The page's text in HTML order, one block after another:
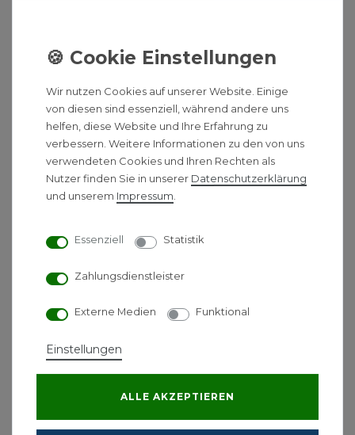
Komfortable Infrarot-Fernbedienung mit
umfangreichem Wochenprogramm
Inneneinheit in Farbe RAL 9003 Signalweiß
Die moderne Klimaanlage von heute
- mehr als nur "kalte Luft"
Klimaanlagen sorgen im Hochsommer für
Abkühlung. Doch eine moderne Klimaanlage kann
so viel mehr und entpuppt sich dabei als echte Heiz-
Raumluft abkühlen, aufheizen und entfeuchten.
behagliches Raumklima herscht. Mitsubishi Heavy
auf diesem Gebiet. Daraus resultiert die Geräteserie
sehr preiswert.
Wir nutzen Cookies auf unserer Website. Einige
von diesen sind essenziell, während andere uns
helfen, diese Website und Ihre Erfahrung zu
verbessern. Weitere Informationen zu den von uns
verwendeten Cookies und Ihren Rechten als
Nutzer finden Sie in unserer Daten­schutz­erklärung
und unserem Impressum
Essenziell Statistik
Zahlungsdienstleister
Externe Medien Funktional
Einstellungen
ALLE AKZEPTIEREN